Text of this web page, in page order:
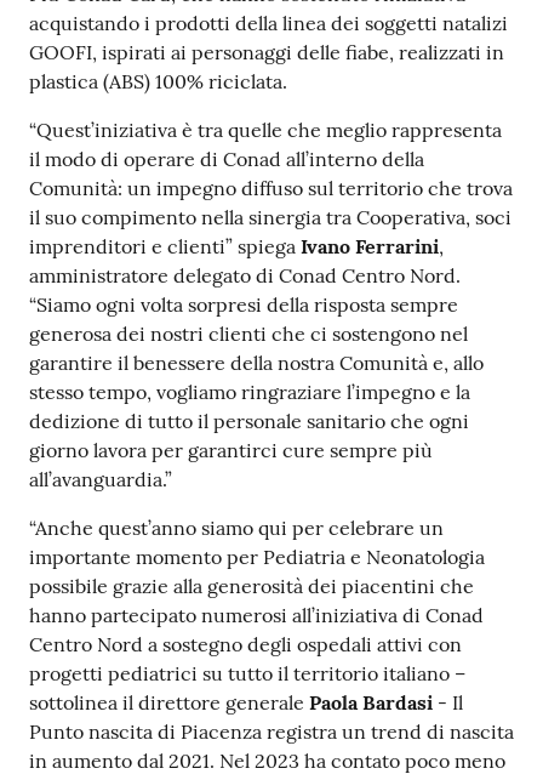
acquistando i prodotti della linea dei soggetti natalizi
GOOFI, ispirati ai personaggi delle fiabe, realizzati in
plastica (ABS) 100% riciclata.
“Quest’iniziativa è tra quelle che meglio rappresenta
il modo di operare di Conad all’interno della
Comunità: un impegno diffuso sul territorio che trova
il suo compimento nella sinergia tra Cooperativa, soci
imprenditori e clienti” spiega Ivano Ferrarini,
amministratore delegato di Conad Centro Nord.
“Siamo ogni volta sorpresi della risposta sempre
generosa dei nostri clienti che ci sostengono nel
garantire il benessere della nostra Comunità e, allo
stesso tempo, vogliamo ringraziare l’impegno e la
dedizione di tutto il personale sanitario che ogni
giorno lavora per garantirci cure sempre più
all’avanguardia.”
“Anche quest’anno siamo qui per celebrare un
importante momento per Pediatria e Neonatologia
possibile grazie alla generosità dei piacentini che
hanno partecipato numerosi all’iniziativa di Conad
Centro Nord a sostegno degli ospedali attivi con
progetti pediatrici su tutto il territorio italiano –
sottolinea il direttore generale Paola Bardasi - Il
Punto nascita di Piacenza registra un trend di nascita
in aumento dal 2021. Nel 2023 ha contato poco meno